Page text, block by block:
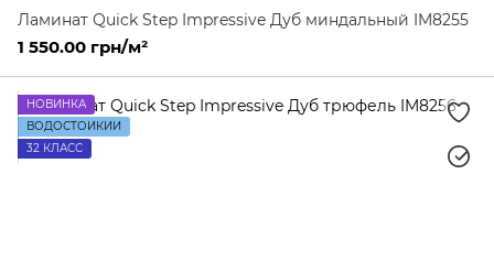
Ламинат Quick Step Impressive Дуб миндальный IM8255
1 550.00 грн/м²
НОВИНКА
ВОДОСТОЙКИЙ
32 КЛАСС